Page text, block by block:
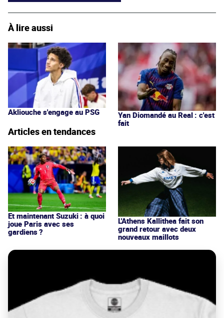
À lire aussi
Akliouche s'engage au PSG
Yan Diomandé au Real : c'est
fait
Articles en tendances
Et maintenant Suzuki : à quoi
joue Paris avec ses
gardiens ?
L'Athens Kallithea fait son
grand retour avec deux
nouveaux maillots